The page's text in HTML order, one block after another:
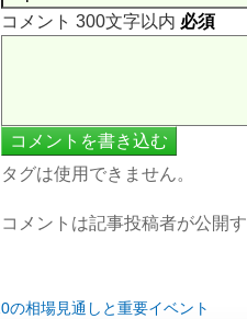
コメント 300文字以内 必須
タグは使用できません。
コメントは記事投稿者が公開
の相場見通しと重要イベント